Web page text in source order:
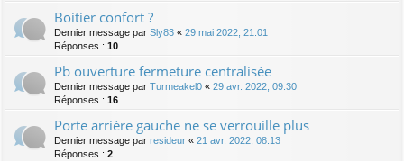
Boitier confort ?
Dernier message par Sly83 « 29 mai 2022, 21:01
Réponses : 10
Pb ouverture fermeture centralisée
Dernier message par Turmeakel0 « 29 avr. 2022, 09:30
Réponses : 16
Porte arrière gauche ne se verrouille plus
Dernier message par resideur « 21 avr. 2022, 08:13
Réponses : 2